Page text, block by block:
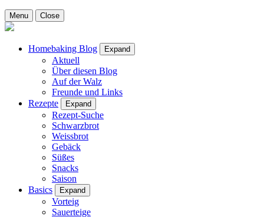
Menu Close
Homebaking Blog Expand
Aktuell
Über diesen Blog
Auf der Walz
Freunde und Links
Rezepte
Expand
Rezept-Suche
Schwarzbrot
Weissbrot
Gebäck
Süßes
Snacks
Saison
Basics
Expand
Vorteig
Sauerteige